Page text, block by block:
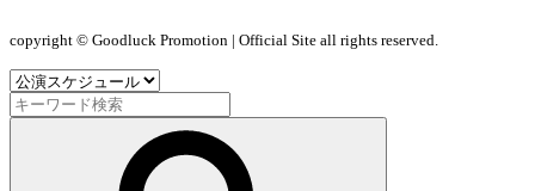
copyright © Goodluck Promotion | Official Site all rights reserved.